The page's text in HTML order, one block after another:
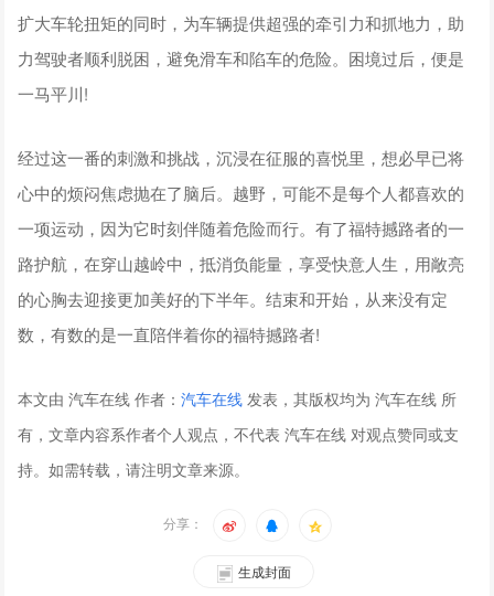
扩大车轮扭矩的同时，为车辆提供超强的牵引力和抓地力，助
力驾驶者顺利脱困，避免滑车和陷车的危险。困境过后，便是
一马平川!
经过这一番的刺激和挑战，沉浸在征服的喜悦里，想必早已将
心中的烦闷焦虑抛在了脑后。越野，可能不是每个人都喜欢的
一项运动，因为它时刻伴随着危险而行。有了福特撼路者的一
路护航，在穿山越岭中，抵消负能量，享受快意人生，用敞亮
的心胸去迎接更加美好的下半年。结束和开始，从来没有定
数，有数的是一直陪伴着你的福特撼路者!
本文由 汽车在线 作者：汽车在线 发表，其版权均为 汽车在线 所
有，文章内容系作者个人观点，不代表 汽车在线 对观点赞同或支
持。如需转载，请注明文章来源。
分享：
生成封面